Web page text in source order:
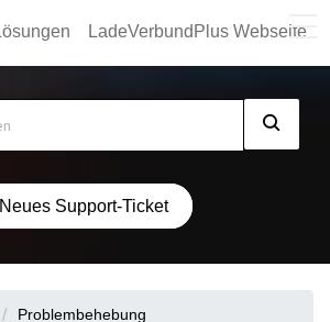
LadeVerbundPlus Webseite
Neues Support-Ticket
Problembehebung